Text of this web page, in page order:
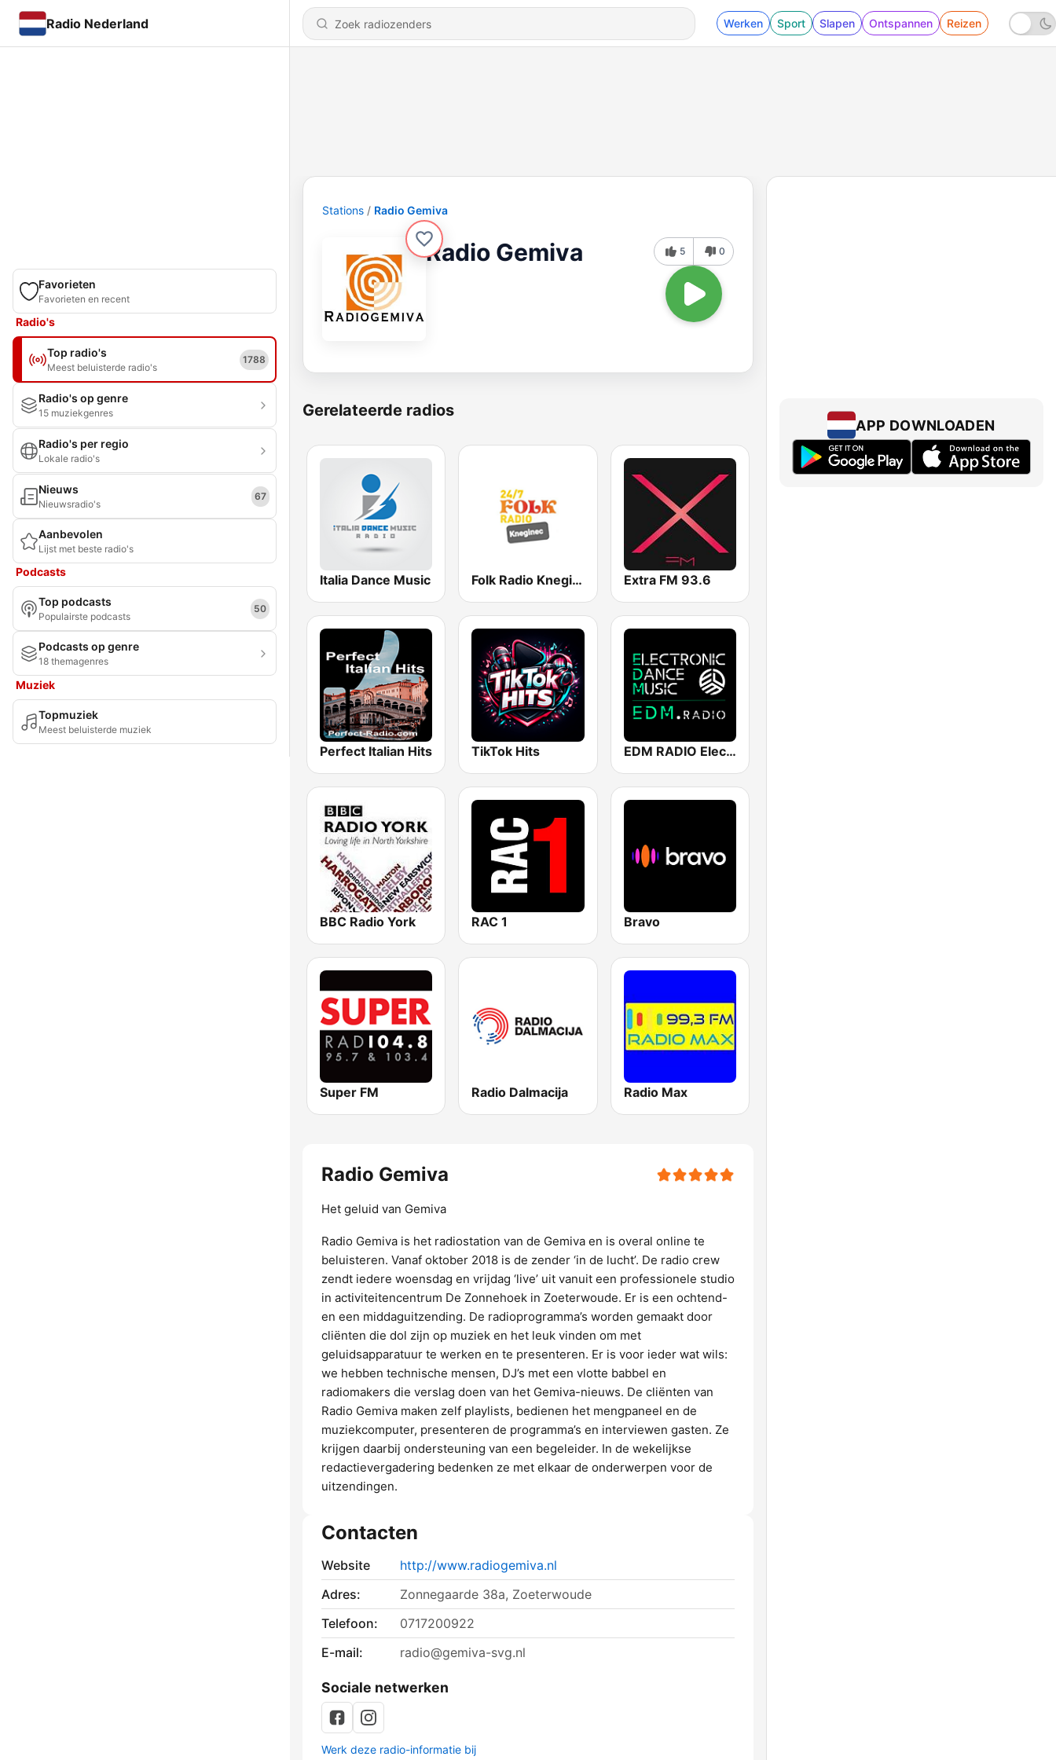
Radio Nederland Werken Sport Slapen Ontspannen Reizen
Favorieten
Favorieten en recent
Radio's
Top radio's
Meest beluisterde radio's
1788
Radio's op genre
15 muziekgenres
Radio's per regio
Lokale radio's
Nieuws
Nieuwsradio's
67
Aanbevolen
Lijst met beste radio's
Podcasts
Top podcasts
Populairste podcasts
50
Podcasts op genre
18 themagenres
Muziek
Topmuziek
Meest beluisterde muziek
Stations Radio Gemiva
Radio Gemiva 5 0
Gerelateerde radios
Italia Dance Music Folk Radio Kneginec Extra FM 93.6
Perfect Italian Hits TikTok Hits EDM RADIO Electronic Dance Music
BBC Radio York RAC 1 Bravo
Super FM Radio Dalmacija Radio Max
Radio Gemiva
Het geluid van Gemiva
Radio Gemiva is het radiostation van de Gemiva en is overal online te
beluisteren. Vanaf oktober 2018 is de zender ‘in de lucht’. De radio crew
zendt iedere woensdag en vrijdag ‘live’ uit vanuit een professionele studio
in activiteitencentrum De Zonnehoek in Zoeterwoude. Er is een ochtend-
en een middaguitzending. De radioprogramma’s worden gemaakt door
cliënten die dol zijn op muziek en het leuk vinden om met
geluidsapparatuur te werken en te presenteren. Er is voor ieder wat wils:
we hebben technische mensen, DJ’s met een vlotte babbel en
radiomakers die verslag doen van het Gemiva-nieuws. De cliënten van
Radio Gemiva maken zelf playlists, bedienen het mengpaneel en de
muziekcomputer, presenteren de programma’s en interviewen gasten. Ze
krijgen daarbij ondersteuning van een begeleider. In de wekelijkse
redactievergadering bedenken ze met elkaar de onderwerpen voor de
uitzendingen.
Contacten
Website
http://www.radiogemiva.nl
Adres:
Zonnegaarde 38a, Zoeterwoude
Telefoon:
0717200922
E-mail:
radio@gemiva-svg.nl
Sociale netwerken
Werk deze radio-informatie bij
APP DOWNLOADEN